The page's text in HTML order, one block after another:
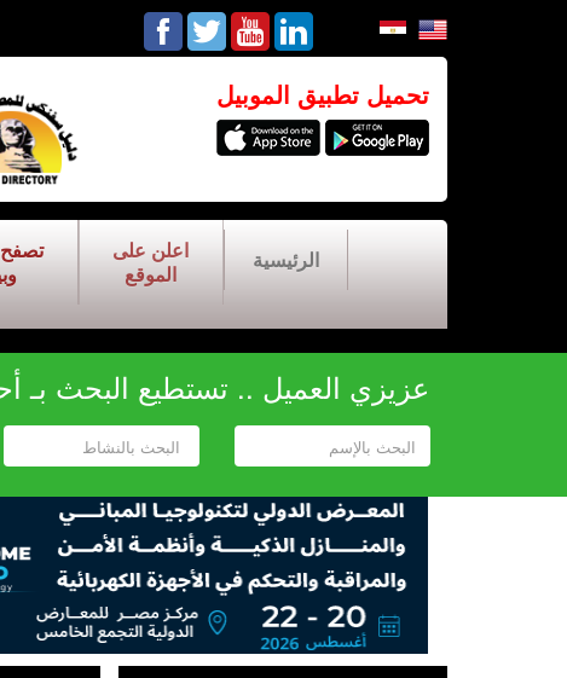
تحميل تطبيق الموبيل
الرئيسية
اعلن على
الموقع
عزيزي العميل .. تستطيع البحث بـ